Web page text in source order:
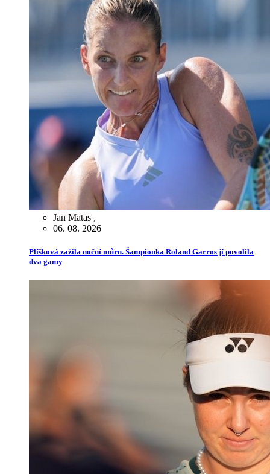
Jan Matas ,
06. 08. 2026
Plíšková zažila noční můru. Šampionka Roland Garros jí povolila
dva gamy